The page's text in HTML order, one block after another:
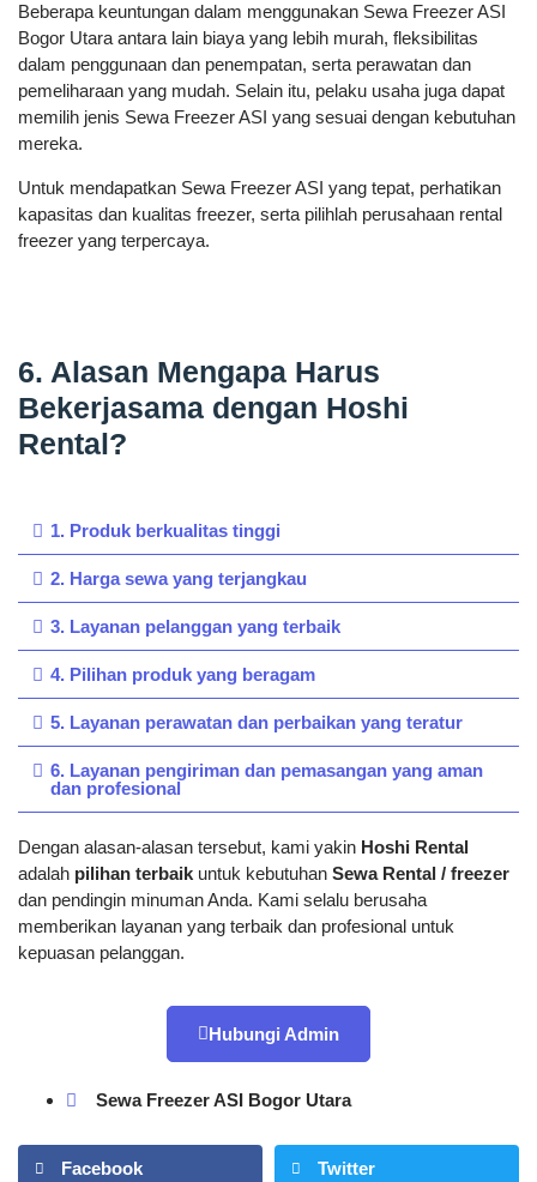
Beberapa keuntungan dalam menggunakan Sewa Freezer ASI
Bogor Utara antara lain biaya yang lebih murah, fleksibilitas
dalam penggunaan dan penempatan, serta perawatan dan
pemeliharaan yang mudah. Selain itu, pelaku usaha juga dapat
memilih jenis Sewa Freezer ASI yang sesuai dengan kebutuhan
mereka.
Untuk mendapatkan Sewa Freezer ASI yang tepat, perhatikan
kapasitas dan kualitas freezer, serta pilihlah perusahaan rental
freezer yang terpercaya.
6. Alasan Mengapa Harus
Bekerjasama dengan Hoshi
Rental?
1. Produk berkualitas tinggi
2. Harga sewa yang terjangkau
3. Layanan pelanggan yang terbaik
4. Pilihan produk yang beragam
5. Layanan perawatan dan perbaikan yang teratur
6. Layanan pengiriman dan pemasangan yang aman
dan profesional
Dengan alasan-alasan tersebut, kami yakin Hoshi Rental
adalah pilihan terbaik untuk kebutuhan Sewa Rental / freezer
dan pendingin minuman Anda. Kami selalu berusaha
memberikan layanan yang terbaik dan profesional untuk
kepuasan pelanggan.
Hubungi Admin
Sewa Freezer ASI Bogor Utara
Facebook Twitter